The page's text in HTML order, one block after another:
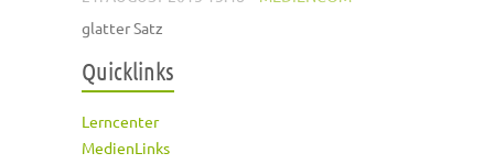
glatter Satz
Quicklinks
Lerncenter
MedienLinks